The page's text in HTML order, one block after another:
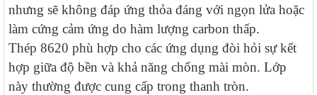
nhưng sẽ không đáp ứng thỏa đáng với ngọn lửa hoặc
làm cứng cảm ứng do hàm lượng carbon thấp.
Thép 8620 phù hợp cho các ứng dụng đòi hỏi sự kết
hợp giữa độ bền và khả năng chống mài mòn. Lớp
này thường được cung cấp trong thanh tròn.